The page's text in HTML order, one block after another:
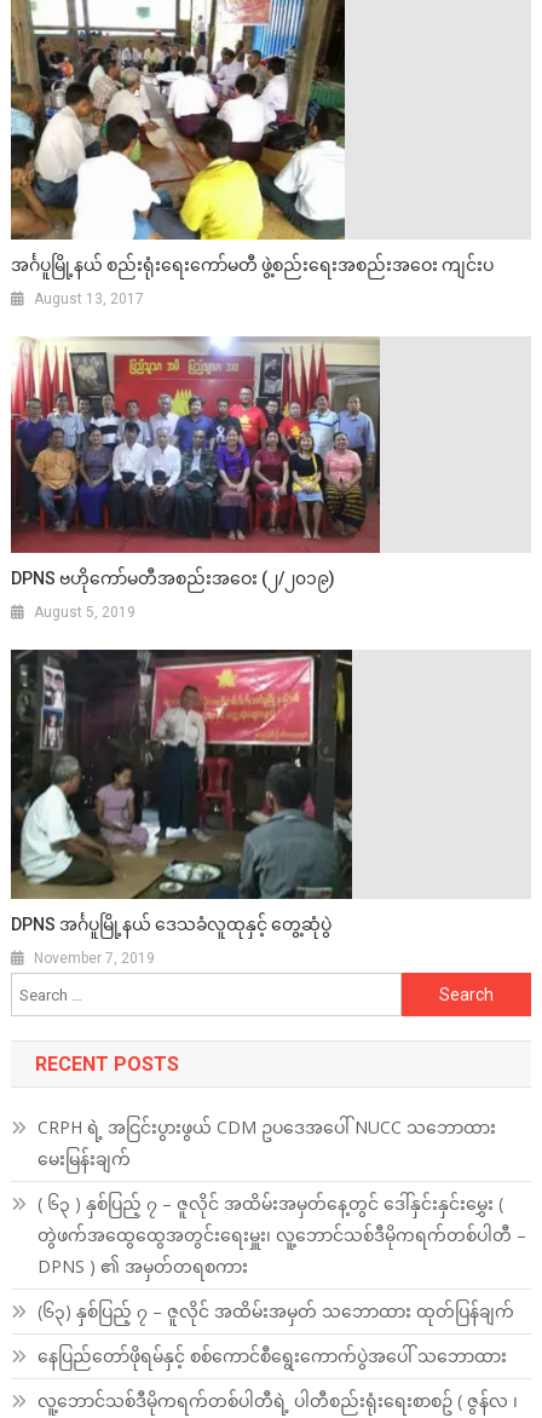
အင်္ဂပူမြို့နယ် စည်းရုံးရေးကော်မတီ ဖွဲ့စည်းရေးအစည်းအဝေး ကျင်းပ
August 13, 2017
DPNS ဗဟိုကော်မတီအစည်းအဝေး (၂/၂၀၁၉)
August 5, 2019
DPNS အင်္ဂပူမြို့နယ် ဒေသခံလူထုနှင့် တွေ့ဆုံပွဲ
November 7, 2019
Search
for:
RECENT POSTS
CRPH ရဲ့ အငြင်းပွားဖွယ် CDM ဥပဒေအပေါ် NUCC သဘောထား
မေးမြန်းချက်
( ၆၃ ) နှစ်ပြည့် ၇ – ဇူလိုင် အထိမ်းအမှတ်နေ့တွင် ဒေါ်နှင်းနှင်းမွှေး (
တွဲဖက်အထွေထွေအတွင်းရေးမှူး၊ လူ့ဘောင်သစ်ဒီမိုကရက်တစ်ပါတီ –
DPNS ) ၏ အမှတ်တရစကား
(၆၃) နှစ်ပြည့် ၇ – ဇူလိုင် အထိမ်းအမှတ် သဘောထား ထုတ်ပြန်ချက်
နေပြည်တော်ဖိုရမ်နှင့် စစ်ကောင်စီရွေးကောက်ပွဲအပေါ် သဘောထား
လူ့ဘောင်သစ်ဒီမိုကရက်တစ်ပါတီရဲ့ ပါတီစည်းရုံးရေးစာစဥ် ( ဇွန်လ ၊